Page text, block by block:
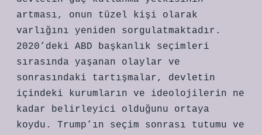
artması, onun tüzel kişi olarak
varlığını yeniden sorgulatmaktadır.
2020’deki ABD başkanlık seçimleri
sırasında yaşanan olaylar ve
sonrasındaki tartışmalar, devletin
içindeki kurumların ve ideolojilerin ne
kadar belirleyici olduğunu ortaya
koydu. Trump’ın seçim sonrası tutumu ve